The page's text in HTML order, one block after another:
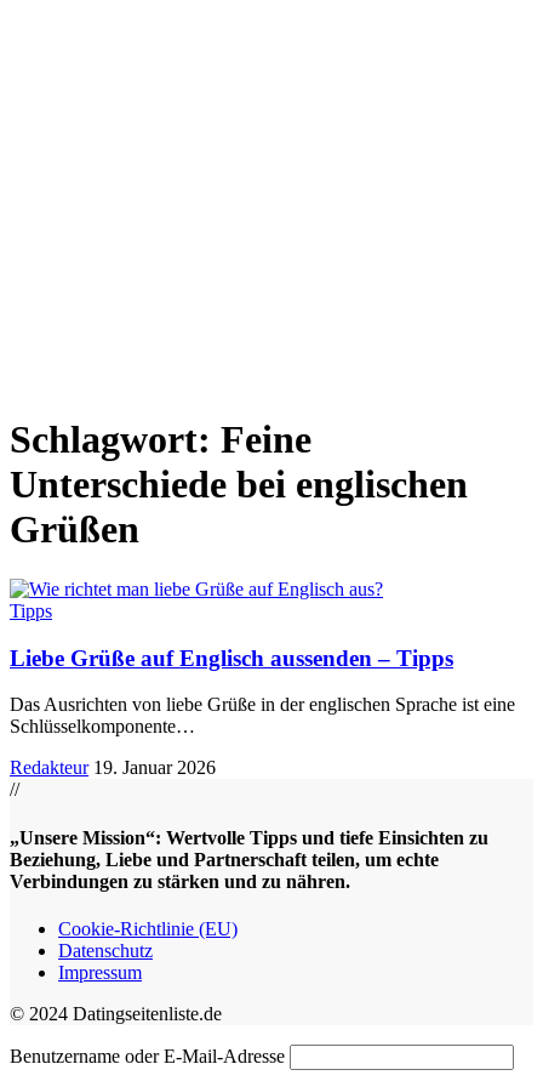
Schlagwort: Feine
Unterschiede bei englischen
Grüßen
Tipps
Liebe Grüße auf Englisch aussenden – Tipps
Das Ausrichten von liebe Grüße in der englischen Sprache ist eine
Schlüsselkomponente…
Redakteur 19. Januar 2026
//
„Unsere Mission“: Wertvolle Tipps und tiefe Einsichten zu
Beziehung, Liebe und Partnerschaft teilen, um echte
Verbindungen zu stärken und zu nähren.
Cookie-Richtlinie (EU)
Datenschutz
Impressum
© 2024 Datingseitenliste.de
Benutzername oder E-Mail-Adresse